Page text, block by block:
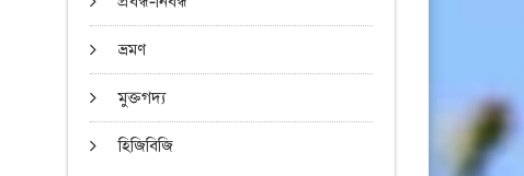
ভ্রমণ
মুক্তগদ্য
হিজিবিজি